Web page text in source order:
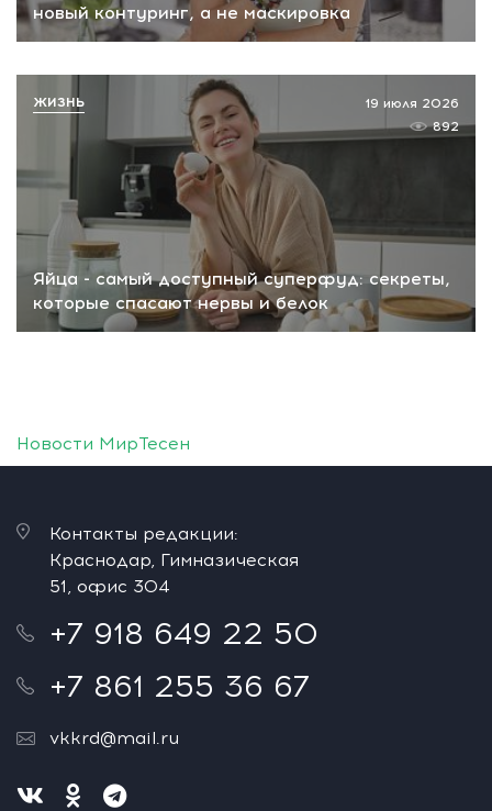
новый контуринг, а не маскировка
Яйца - самый доступный суперфуд: секреты,
которые спасают нервы и белок
19 июля 2026
892
ЖИЗНЬ
Новости МирТесен
Контакты редакции:
Краснодар, Гимназическая
51, офис 304
+7 918 649 22 50
+7 861 255 36 67
vkkrd@mail.ru